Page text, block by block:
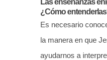
Las enseñanzas
¿Cómo
Es necesario
la manera en que
ayudarnos a